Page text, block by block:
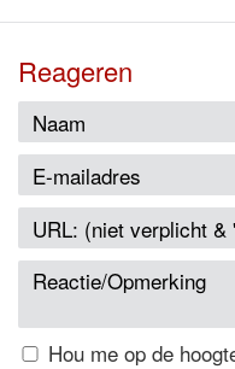
Reageren
Hou me op de